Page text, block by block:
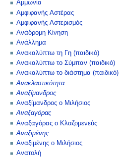
Αμμωνία
Αμφιφανής Αστέρας
Αμφιφανής Αστερισμός
Ανάδρομη Κίνηση
Ανάλλημα
Ανακαλύπτω τη Γη (παιδικό)
Ανακαλύπτω το Σύμπαν (παιδικό)
Ανακαλύπτω το διάστημα (παιδικό)
Ανακλαστικότητα
Αναξίμανδρος
Αναξίμανδρος ο Μιλήσιος
Αναξαγόρας
Αναξαγόρας ο Κλαζομενεύς
Αναξιμένης
Αναξιμένης ο Μιλήσιος
Ανατολή